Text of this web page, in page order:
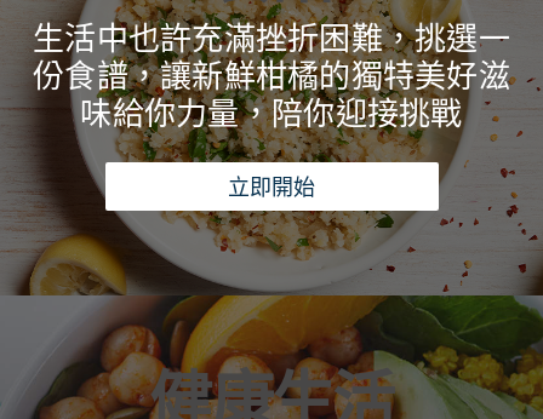
生活中也許充滿挫折困難，挑選一
份食譜，讓新鮮柑橘的獨特美好滋
味給你力量，陪你迎接挑戰
立即開始
健康生活